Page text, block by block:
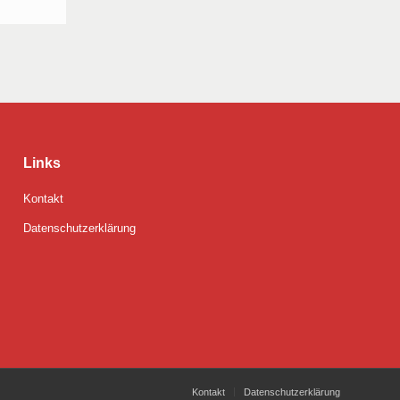
Links
Kontakt
Datenschutzerklärung
Kontakt Datenschutzerklärung